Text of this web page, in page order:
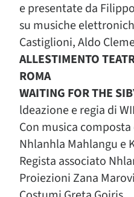
e presentate da
su musiche
Castiglioni, Aldo
ALLESTIMENTO
ROMA
WAITING FOR THE
ldeazione e regia di
Con musica
Nhlanhla Mahlangu e
Regista associato
Proiezioni Zana